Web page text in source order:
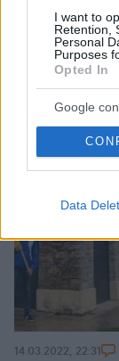
I want to
Retention,
Personal
Purposes
Opted In
Google
Data
14.03.2022, 22:31